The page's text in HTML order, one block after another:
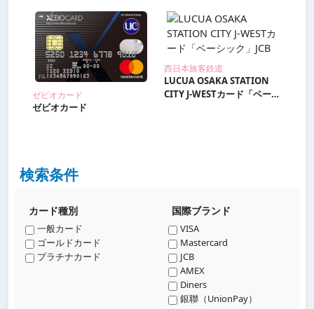
ゼビオカード
ゼビオカード
西日本旅客鉄道
LUCUA OSAKA STATION
CITY J-WESTカード「ベーシ
検索条件
カード種別
一般カード
ゴールドカード
プラチナカード
国際ブランド
VISA
Mastercard
JCB
AMEX
Diners
銀聯（UnionPay）